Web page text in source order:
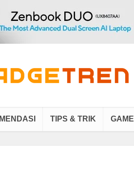
TIPS & TRIK GAME